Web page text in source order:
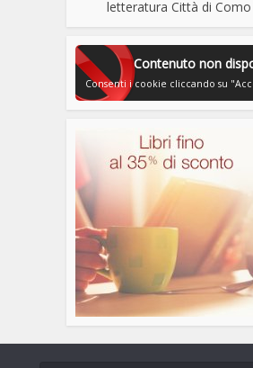
letteratura Città di Como
Contenuto non
Consenti i cookie cliccando su